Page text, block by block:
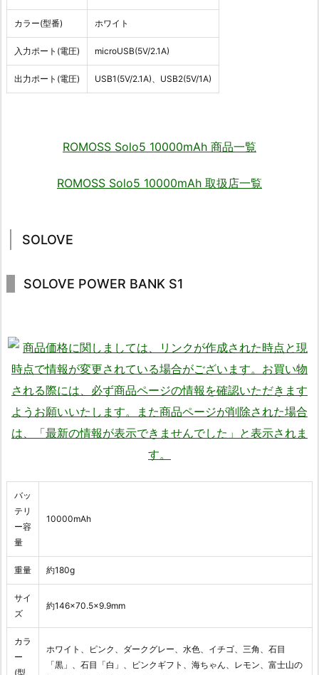
カラー(型番) ホワイト
入力ポート(電圧) microUSB(5V/2.1A)
出力ポート(電圧) USB1(5V/2.1A)、USB2(5V/1A)
ROMOSS Solo5 10000mAh 商品一覧
ROMOSS Solo5 10000mAh 取扱店一覧
SOLOVE
SOLOVE POWER BANK S1
バッ
テリ
ー容
量
10000mAh
重量 約180g
サイ
ズ
約146×70.5×9.9mm
カラ
ー
(型
ホワイト、ピンク、ダークグレー、水色、イチゴ、三角、石目
「黒」、石目「白」、ピンクギフト、海ちゃん、レモン、富士山の